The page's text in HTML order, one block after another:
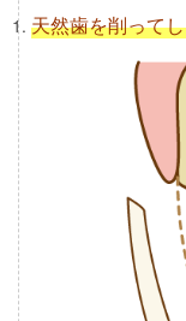
天然歯を削って